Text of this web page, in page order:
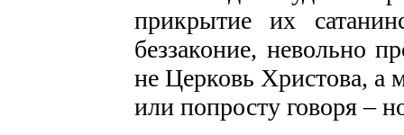
прикрытие их
беззаконие, невольно
не Церковь Христова, а
или попросту говоря –